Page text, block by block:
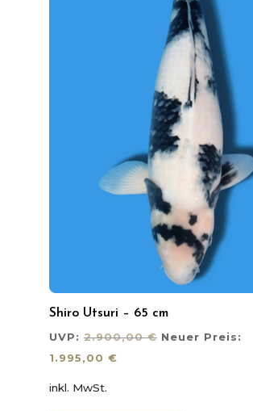
Shiro Utsuri – 65 cm
UVP: 2.900,00€ Ursprünglicher
Neuer Preis:
1.995,00 €Aktueller
inkl. MwSt.